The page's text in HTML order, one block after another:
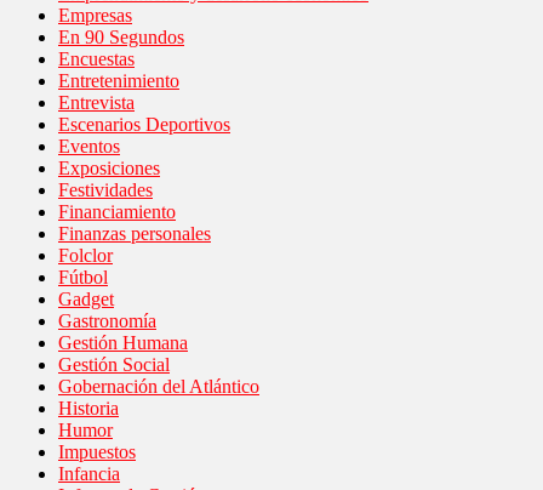
Empresas
En 90 Segundos
Encuestas
Entretenimiento
Entrevista
Escenarios Deportivos
Eventos
Exposiciones
Festividades
Financiamiento
Finanzas personales
Folclor
Fútbol
Gadget
Gastronomía
Gestión Humana
Gestión Social
Gobernación del Atlántico
Historia
Humor
Impuestos
Infancia